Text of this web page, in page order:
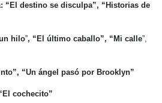
: “El destino se disculpa”, “Historias de
hilo”, “El último caballo”, “Mi calle”,
“Un ángel pasó por Brooklyn”
cochecito”